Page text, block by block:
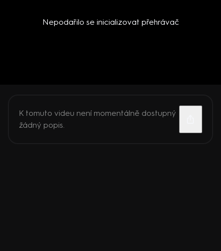
Nepodařilo se inicializovat přehrávač
K tomuto videu není momentálně dostupný
žádný popis.